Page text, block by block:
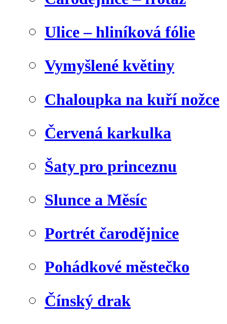
Ulice – hliníková fólie
Vymyšlené květiny
Chaloupka na kuří nožce
Červená karkulka
Šaty pro princeznu
Slunce a Měsíc
Portrét čarodějnice
Pohádkové městečko
Čínský drak